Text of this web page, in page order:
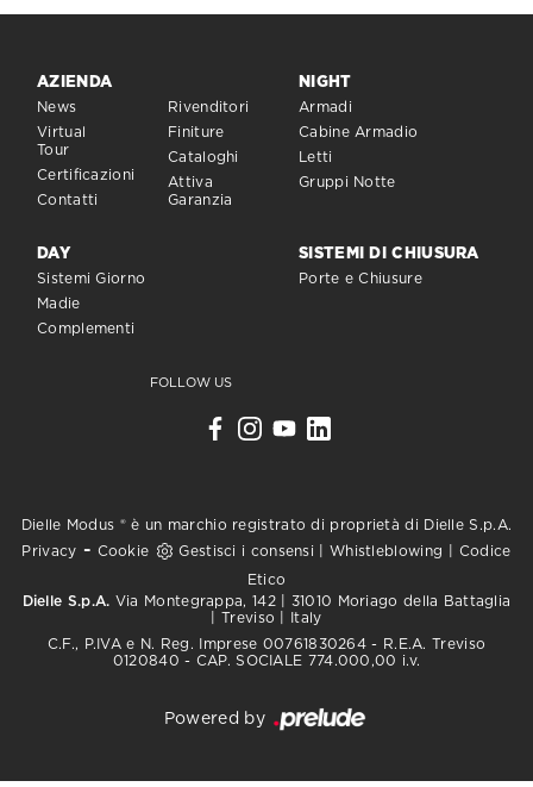
AZIENDA
News
Virtual
Tour
Certificazioni
Contatti
Rivenditori
Finiture
Cataloghi
Attiva
Garanzia
NIGHT
Armadi
Cabine Armadio
Letti
Gruppi Notte
DAY
Sistemi Giorno
Madie
Complementi
SISTEMI DI CHIUSURA
Porte e Chiusure
FOLLOW US
Dielle Modus ® è un marchio registrato di proprietà di Dielle S.p.A.
Privacy - Cookie Gestisci i consensi Whistleblowing
Codice
Etico
Dielle S.p.A. Via Montegrappa, 142 | 31010 Moriago della Battaglia
| Treviso | Italy
C.F., P.IVA e N. Reg. Imprese 00761830264 - R.E.A. Treviso
0120840 - CAP. SOCIALE 774.000,00 i.v.
Powered by